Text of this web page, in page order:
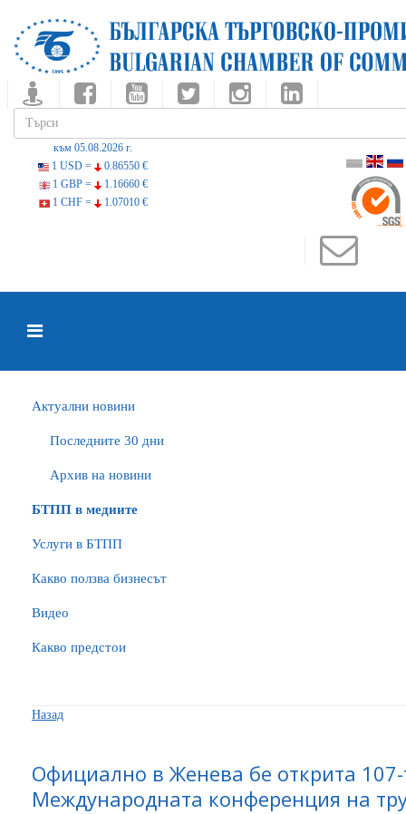
към 05.08.2026 г.
1 USD =
0.86550 €
1 GBP =
1.16660 €
1 CHF =
1.07010 €
Актуални новини
Последните 30 дни
Архив на новини
БTПП в медиите
Услуги в БТПП
Какво ползва бизнесът
Видео
Какво предстои
Назад
Официално в Женева бе открита 107-
Международната конференция на